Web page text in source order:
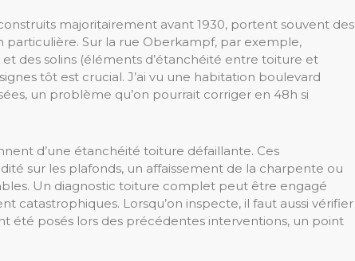
majoritairement avant 1930, portent souvent des
Sur la rue Oberkampf, par exemple,
des solins (éléments d’étanchéité entre toiture et
tôt est crucial. J’ai vu une habitation boulevard
un problème qu’on pourrait corriger en 48h si
d’une étanchéité toiture défaillante. Ces
sur les plafonds, un affaissement de la charpente ou
Un diagnostic toiture complet peut être engagé
catastrophiques. Lorsqu’on inspecte, il faut aussi vérifier
été posés lors des précédentes interventions, un point